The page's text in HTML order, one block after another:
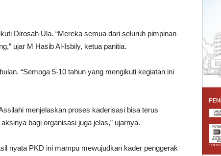
Dirosah Ula. “Mereka semua dari seluruh pimpinan
ujar M Hasib Al-Isbily, ketua panitia.
“Semoga 5-10 tahun yang mengikuti kegiatan ini
menjelaskan proses kaderisasi bisa terus
bagi organisasi juga jelas,” ujarnya.
nyata PKD ini mampu mewujudkan kader penggerak